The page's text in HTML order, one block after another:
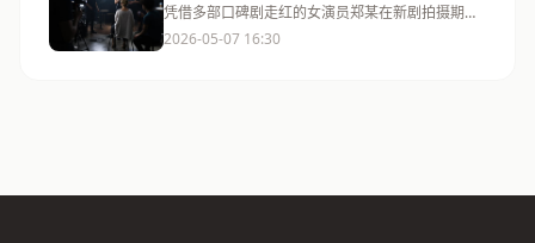
凭借多部口碑剧走红的女演员郑某在新剧拍摄期
间，被剧组多名工作人员匿名爆料存在耍大牌、刁
难工作人员等行为。
2026-05-07 16:30